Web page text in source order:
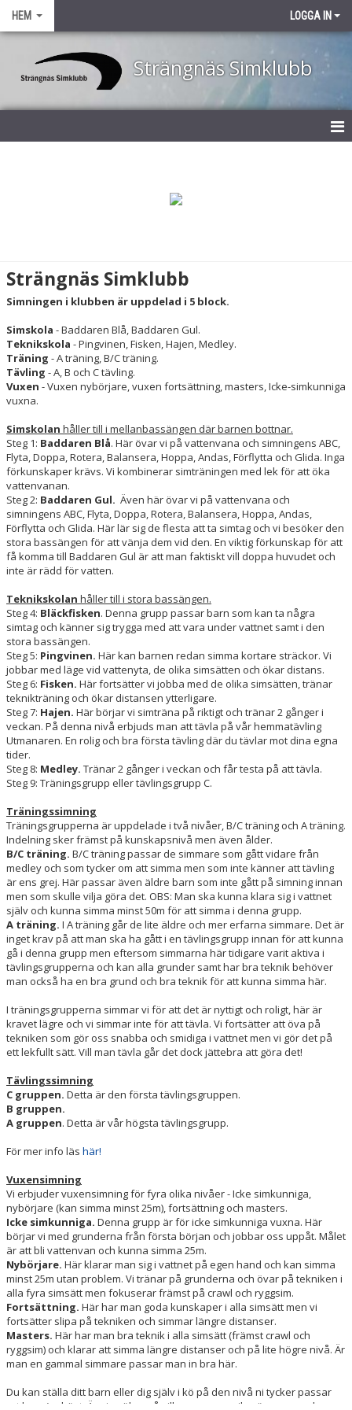
HEM LOGGA IN
Strängnäs Simklubb
SIM- OCH TEKNIKSKOLA
MEDLEY
TÄVLINGSSIMNING
TRÄNINGSSIMNING
VUXENSIM
SOMMARSIMSKOLA
SOMMARLOVSAKTIVITETER
BILDGALLERI
KLUBBKLÄDER
FRÅGOR OCH SVAR
KONTAKT
Strängnäs Simklubb
Simningen i klubben är uppdelad i 5 block.
Simskola - Baddaren Blå, Baddaren Gul.
Teknikskola - Pingvinen, Fisken, Hajen, Medley.
Träning - A träning, B/C träning.
Tävling - A, B och C tävling.
Vuxen - Vuxen nybörjare, vuxen fortsättning, masters, Icke-simkunniga
vuxna.
Simskolan håller till i mellanbassängen där barnen bottnar.
Steg 1: Baddaren Blå. Här övar vi på vattenvana och simningens ABC,
Flyta, Doppa, Rotera, Balansera, Hoppa, Andas, Förflytta och Glida. Inga
förkunskaper krävs. Vi kombinerar simträningen med lek för att öka
vattenvanan.
Steg 2: Baddaren Gul. Även här övar vi på vattenvana och
simningens ABC, Flyta, Doppa, Rotera, Balansera, Hoppa, Andas,
Förflytta och Glida. Här lär sig de flesta att ta simtag och vi besöker den
stora bassängen för att vänja dem vid den. En viktig förkunskap för att
få komma till Baddaren Gul är att man faktiskt vill doppa huvudet och
inte är rädd för vatten.
Teknikskolan håller till i stora bassängen.
Steg 4: Bläckfisken. Denna grupp passar barn som kan ta några
simtag och känner sig trygga med att vara under vattnet samt i den
stora bassängen.
Steg 5: Pingvinen. Här kan barnen redan simma kortare sträckor. Vi
jobbar med läge vid vattenyta, de olika simsätten och ökar distans.
Steg 6: Fisken. Här fortsätter vi jobba med de olika simsätten, tränar
teknikträning och ökar distansen ytterligare.
Steg 7: Hajen. Här börjar vi simträna på riktigt och tränar 2 gånger i
veckan. På denna nivå erbjuds man att tävla på vår hemmatävling
Utmanaren. En rolig och bra första tävling där du tävlar mot dina egna
tider.
Steg 8: Medley. Tränar 2 gånger i veckan och får testa på att tävla.
Steg 9: Träningsgrupp eller tävlingsgrupp C.
Träningssimning
Träningsgrupperna är uppdelade i två nivåer, B/C träning och A träning.
Indelning sker främst på kunskapsnivå men även ålder.
B/C träning. B/C träning passar de simmare som gått vidare från
medley och som tycker om att simma men som inte känner att tävling
är ens grej. Här passar även äldre barn som inte gått på simning innan
men som skulle vilja göra det. OBS: Man ska kunna klara sig i vattnet
själv och kunna simma minst 50m för att simma i denna grupp.
A träning. I A träning går de lite äldre och mer erfarna simmare. Det är
inget krav på att man ska ha gått i en tävlingsgrupp innan för att kunna
gå i denna grupp men eftersom simmarna här tidigare varit aktiva i
tävlingsgrupperna och kan alla grunder samt har bra teknik behöver
man också ha en bra grund och bra teknik för att kunna simma här.
I träningsgrupperna simmar vi för att det är nyttigt och roligt, här är
kravet lägre och vi simmar inte för att tävla. Vi fortsätter att öva på
tekniken som gör oss snabba och smidiga i vattnet men vi gör det på
ett lekfullt sätt. Vill man tävla går det dock jättebra att göra det!
Tävlingssimning
C gruppen. Detta är den första tävlingsgruppen.
B gruppen.
A gruppen. Detta är vår högsta tävlingsgrupp.
För mer info läs här!
Vuxensimning
Vi erbjuder vuxensimning för fyra olika nivåer - Icke simkunniga,
nybörjare (kan simma minst 25m), fortsättning och masters.
Icke simkunniga. Denna grupp är för icke simkunniga vuxna. Här
börjar vi med grunderna från första början och jobbar oss uppåt. Målet
är att bli vattenvan och kunna simma 25m.
Nybörjare. Här klarar man sig i vattnet på egen hand och kan simma
minst 25m utan problem. Vi tränar på grunderna och övar på tekniken i
alla fyra simsätt men fokuserar främst på crawl och ryggsim.
Fortsättning. Här har man goda kunskaper i alla simsätt men vi
fortsätter slipa på tekniken och simmar längre distanser.
Masters. Här har man bra teknik i alla simsätt (främst crawl och
ryggsim) och klarar att simma längre distanser och på lite högre nivå. Är
man en gammal simmare passar man in bra här.
Du kan ställa ditt barn eller dig själv i kö på den nivå ni tycker passar
ert barn/er bäst. Är ni osäkra på vilken grupp maila gärna oss och